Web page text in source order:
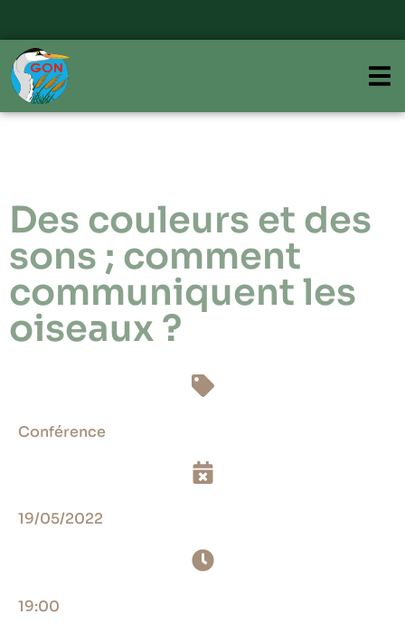
Des couleurs et des
sons ; comment
communiquent les
oiseaux ?
Conférence
19/05/2022
19:00